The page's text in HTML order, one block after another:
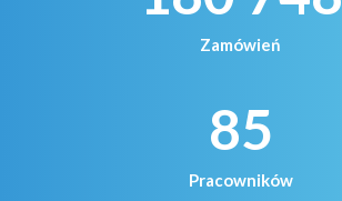
Zamówień
85
Pracowników